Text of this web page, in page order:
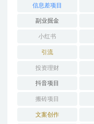
信息差项目
副业掘金
小红书
引流
投资理财
抖音项目
搬砖项目
文案创作